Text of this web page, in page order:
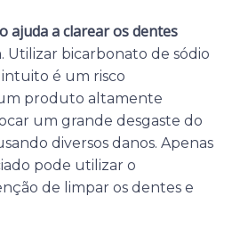
ajuda a clarear os dentes
Utilizar bicarbonato de sódio
intuito é um risco
produto altamente
um grande desgaste do
diversos danos. Apenas
pode utilizar o
de limpar os dentes e